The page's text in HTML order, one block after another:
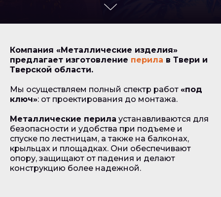
Компания «Металлические изделия»
предлагает изготовление перила в Твери и
Тверской области.
Мы осуществляем полный спектр работ «под
ключ»: от проектирования до монтажа.
Металлические перила устанавливаются для
безопасности и удобства при подъеме и
спуске по лестницам, а также на балконах,
крыльцах и площадках. Они обеспечивают
опору, защищают от падения и делают
конструкцию более надежной.